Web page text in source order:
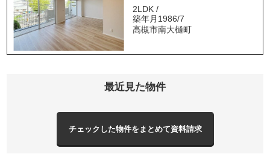
2LDK /
築年月1986/7
高槻市南大樋町
最近見た物件